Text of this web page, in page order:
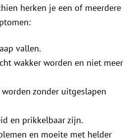
herken je een of meerdere
vallen.
wakker worden en niet meer
zonder uitgeslapen
en prikkelbaar zijn.
en moeite met helder